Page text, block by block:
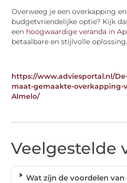
Overweeg je een overkapping
budgetvriendelijke optie? Kijk
een hoogwaardige veranda in
betaalbare en stijlvolle oplossing.
https://www.adviesportal.nl/
maat-gemaakte-overkapping-
Almelo/
Veelgestelde
Wat zijn de voordelen